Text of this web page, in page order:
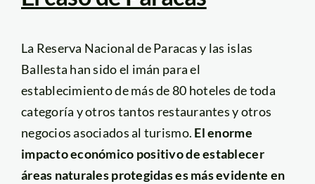
La Reserva Nacional de Paracas y las islas
Ballesta han sido el imán para el
establecimiento de más de 80 hoteles de toda
categoría y otros tantos restaurantes y otros
negocios asociados al turismo. El enorme
impacto económico positivo de establecer
áreas naturales protegidas es más evidente en